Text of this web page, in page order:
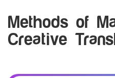
Methods of
Creative